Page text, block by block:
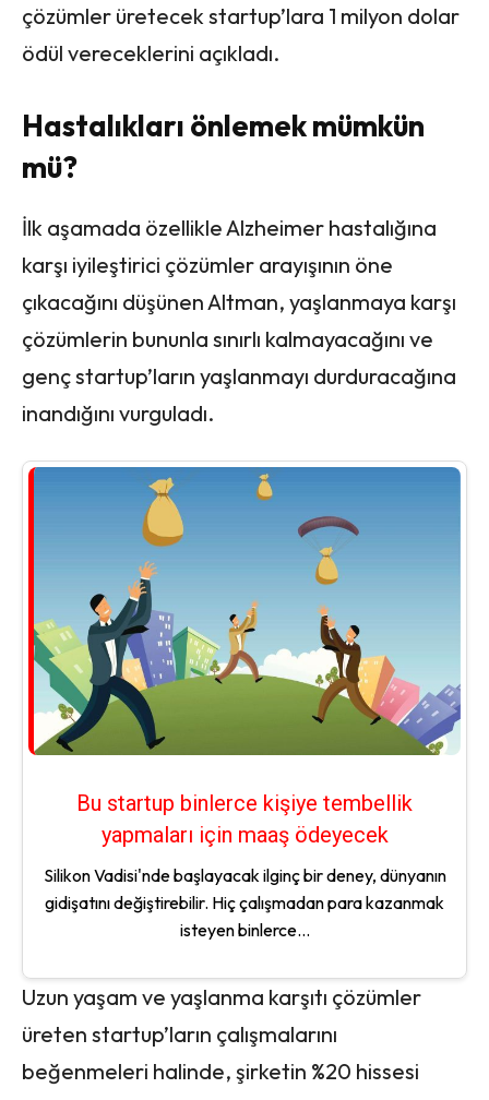
çözümler üretecek startup’lara 1 milyon dolar
ödül vereceklerini açıkladı.
Hastalıkları önlemek mümkün
mü?
İlk aşamada özellikle Alzheimer hastalığına
karşı iyileştirici çözümler arayışının öne
çıkacağını düşünen Altman, yaşlanmaya karşı
çözümlerin bununla sınırlı kalmayacağını ve
genç startup’ların yaşlanmayı durduracağına
inandığını vurguladı.
Bu startup binlerce kişiye tembellik
yapmaları için maaş ödeyecek
Silikon Vadisi'nde başlayacak ilginç bir deney, dünyanın
gidişatını değiştirebilir. Hiç çalışmadan para kazanmak
isteyen binlerce...
Uzun yaşam ve yaşlanma karşıtı çözümler
üreten startup’ların çalışmalarını
beğenmeleri halinde, şirketin %20 hissesi